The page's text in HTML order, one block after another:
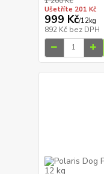
Ušetříte 201 Kč
999 Kč/12kg
892 Kč bez DPH